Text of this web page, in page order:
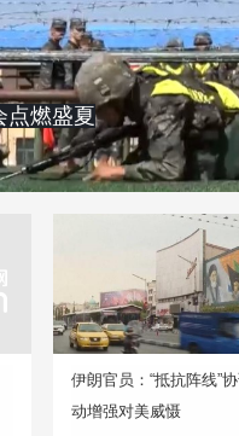
点燃盛夏
伊朗官员：“抵抗阵线”
动增强对美威慑